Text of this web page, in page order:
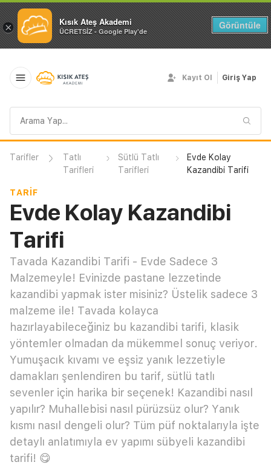
× Kısık Ateş Akademi
ÜCRETSİZ - Google Play'de
Görüntüle
sorgusu
Kayıt Ol Giriş Yap
Tarifler
Tatlı
Tarifleri
Sütlü Tatlı
Tarifleri
Evde Kolay
Kazandibi Tarifi
TARIF
Evde Kolay Kazandibi
Tarifi
Tavada Kazandibi Tarifi - Evde Sadece 3
Malzemeyle! Evinizde pastane lezzetinde
kazandibi yapmak ister misiniz? Üstelik sadece 3
malzeme ile! Tavada kolayca
hazırlayabileceğiniz bu kazandibi tarifi, klasik
yöntemler olmadan da mükemmel sonuç veriyor.
Yumuşacık kıvamı ve eşsiz yanık lezzetiyle
damakları şenlendiren bu tarif, sütlü tatlı
sevenler için harika bir seçenek! Kazandibi nasıl
yapılır? Muhallebisi nasıl pürüzsüz olur? Yanık
kısmı nasıl dengeli olur? Tüm püf noktalarıyla işte
detaylı anlatımıyla ev yapımı sübyeli kazandibi
tarifi! 😋